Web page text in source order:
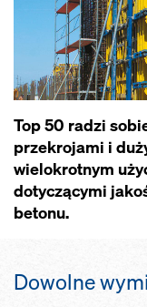
Top 50 radzi
przekrojami i
wielokrotnym
dotyczącymi
betonu.
Dowolne